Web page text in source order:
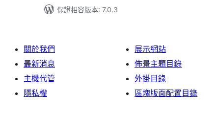
保證相容版本: 7.0.3
關於我們
最新消息
主機代管
隱私權
展示網站
佈景主題目錄
外掛目錄
區塊版面配置目錄